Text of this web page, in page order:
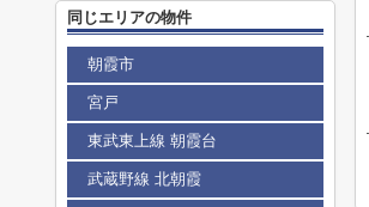
同じエリアの物件
朝霞市
宮戸
東武東上線 朝霞台
武蔵野線 北朝霞